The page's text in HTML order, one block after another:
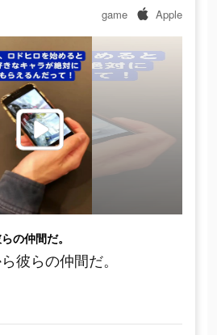
game Apple
の仲間だ。
彼らの仲間だ。